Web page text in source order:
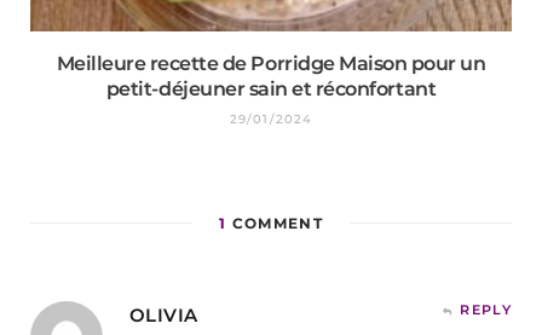
Meilleure recette de Porridge Maison pour un
petit-déjeuner sain et réconfortant
29/01/2024
1 COMMENT
OLIVIA REPLY